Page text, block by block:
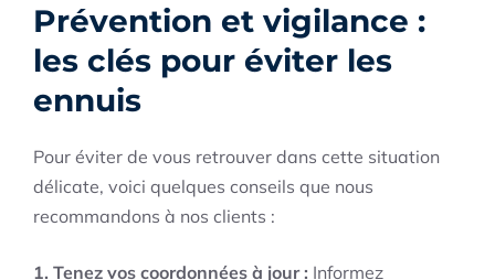
Prévention et vigilance :
les clés pour éviter les
ennuis
Pour éviter de vous retrouver dans cette situation
délicate, voici quelques conseils que nous
recommandons à nos clients :
1. Tenez vos coordonnées à jour : Informez